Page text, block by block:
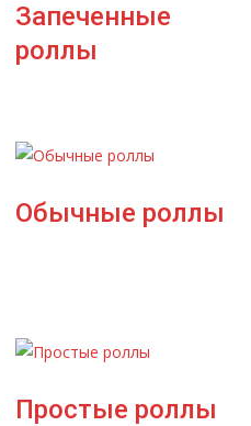
Запеченные
роллы
Обычные роллы
Простые роллы